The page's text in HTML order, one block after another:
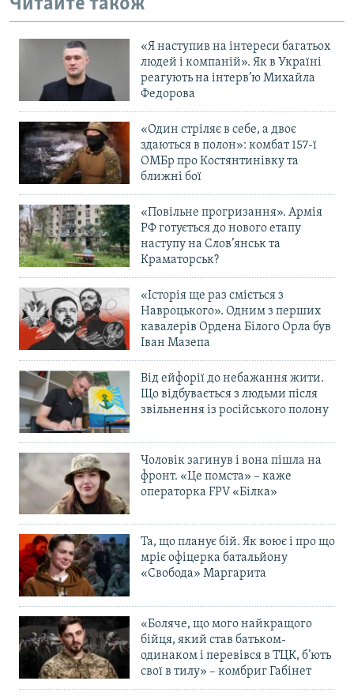
Читайте також
«Я наступив на інтереси багатьох
людей і компаній». Як в Україні
реагують на інтерв’ю Михайла
Федорова
«Один стріляє в себе, а двоє
здаються в полон»: комбат 157-ї
ОМБр про Костянтинівку та
ближні бої
«Повільне прогризання». Армія
РФ готується до нового етапу
наступу на Слов’янськ та
Краматорськ?
«Історія ще раз сміється з
Навроцького». Одним з перших
кавалерів Ордена Білого Орла був
Іван Мазепа
Від ейфорії до небажання жити.
Що відбувається з людьми після
звільнення із російського полону
Чоловік загинув і вона пішла на
фронт. «Це помста» – каже
операторка FPV «Білка»
Та, що планує бій. Як воює і про що
мріє офіцерка батальйону
«Свобода» Маргарита
«Боляче, що мого найкращого
бійця, який став батьком-
одинаком і перевівся в ТЦК, б’ють
свої в тилу» – комбриг Габінет